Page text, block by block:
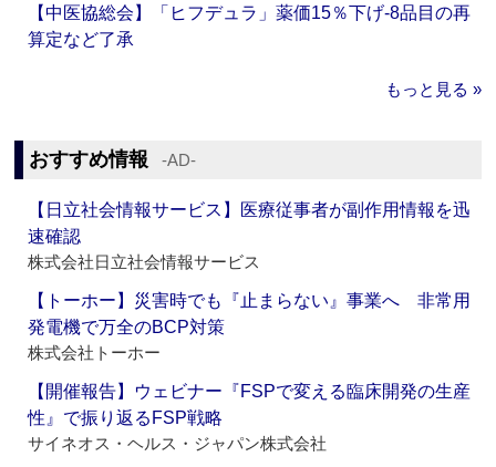
【中医協総会】「ヒフデュラ」薬価15％下げ‐8品目の再
算定など了承
もっと見る »
おすすめ情報 ‐AD‐
【日立社会情報サービス】医療従事者が副作用情報を迅
速確認
株式会社日立社会情報サービス
【トーホー】災害時でも『止まらない』事業へ 非常用
発電機で万全のBCP対策
株式会社トーホー
【開催報告】ウェビナー『FSPで変える臨床開発の生産
性』で振り返るFSP戦略
サイネオス・ヘルス・ジャパン株式会社